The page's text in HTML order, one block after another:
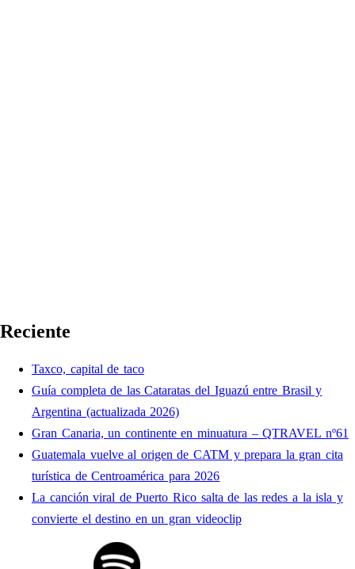
Reciente
Taxco, capital de taco
Guía completa de las Cataratas del Iguazú entre Brasil y
Argentina (actualizada 2026)
Gran Canaria, un continente en minuatura – QTRAVEL nº61
Guatemala vuelve al origen de CATM y prepara la gran cita
turística de Centroamérica para 2026
La canción viral de Puerto Rico salta de las redes a la isla y
convierte el destino en un gran videoclip